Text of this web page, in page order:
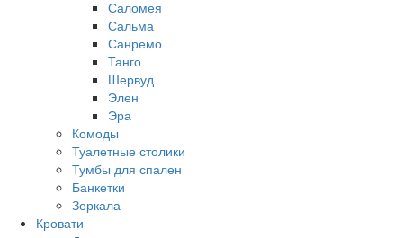
Саломея
Сальма
Санремо
Танго
Шервуд
Элен
Эра
Комоды
Туалетные столики
Тумбы для спален
Банкетки
Зеркала
Кровати